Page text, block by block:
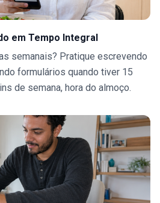
em Tempo Integral
semanais? Pratique escrevendo
formulários quando tiver 15
de semana, hora do almoço.